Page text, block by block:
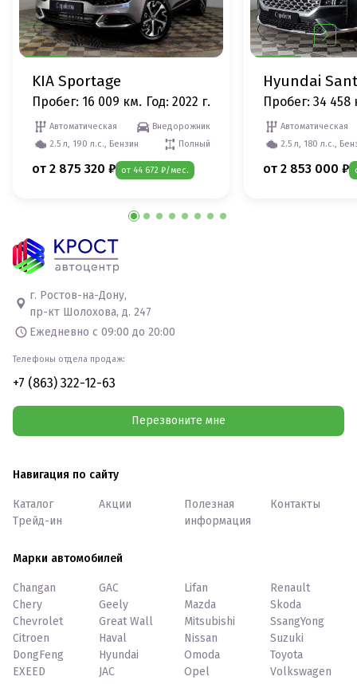
KIA Sportage
Пробег: 16 009 км. Год: 2022 г.
Автоматическая
Внедорожник
2.5 л, 190 л.с., Бензин
Полный
от 2 875 320 ₽ от 44 672 ₽/мес.
Hyundai
Пробег: 34 458
Автоматическая
2.5 л, 180 л.с.,
от 2 853 000 ₽
г. Ростов-на-Дону,
пр-кт Шолохова, д. 247
Ежедневно с 09:00 до 20:00
Телефоны отдела продаж:
+7 (863) 322-12-63
Перезвоните мне
Навигация по сайту
Каталог
Трейд-ин
Акции
Полезная
информация
Контакты
Марки автомобилей
Changan
Chery
Chevrolet
Citroen
DongFeng
EXEED
GAC
Geely
Great Wall
Haval
Hyundai
JAC
Lifan
Mazda
Mitsubishi
Nissan
Omoda
Opel
Renault
Skoda
SsangYong
Suzuki
Toyota
Volkswagen